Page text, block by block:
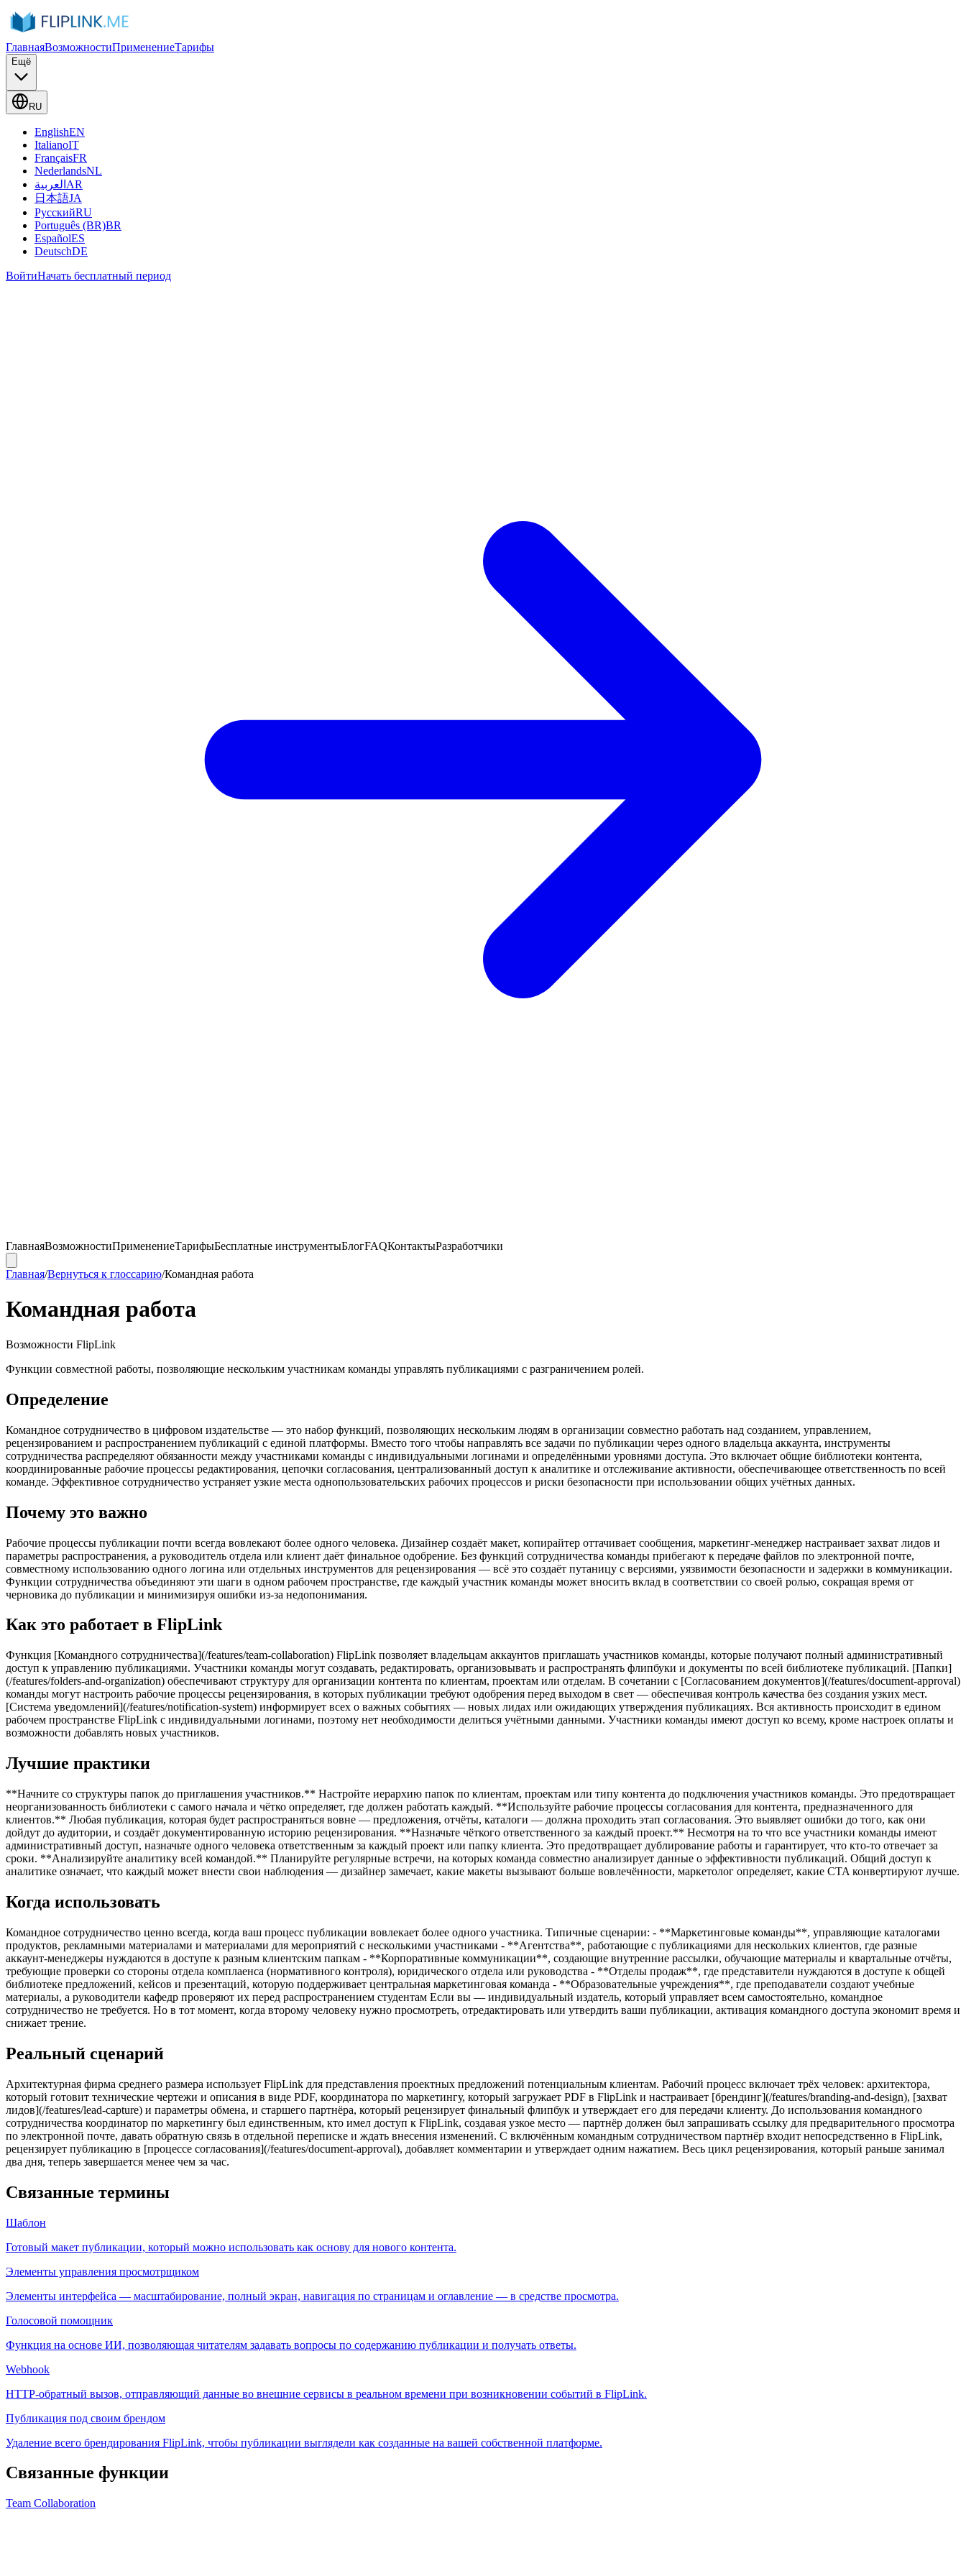
ГлавнаяВозможностиПрименениеТарифы
Ещё
RU
EnglishEN
ItalianoIT
FrançaisFR
NederlandsNL
العربية AR
日本語JA
РусскийRU
Português (BR)BR
EspañolES
DeutschDE
ВойтиНачать бесплатный период
ГлавнаяВозможностиПрименениеТарифыБесплатные инструментыБлогFAQКонтактыРазработчики
Главная/Вернуться к глоссарию/Командная работа
Командная работа
Возможности FlipLink
Функции совместной работы, позволяющие нескольким участникам команды управлять публикациями с разграничением ролей.
Определение
Командное сотрудничество в цифровом издательстве — это набор функций, позволяющих нескольким людям в организации совместно работать над созданием, управлением,
рецензированием и распространением публикаций с единой платформы. Вместо того чтобы направлять все задачи по публикации через одного владельца аккаунта, инструменты
сотрудничества распределяют обязанности между участниками команды с индивидуальными логинами и определёнными уровнями доступа. Это включает общие библиотеки контента,
координированные рабочие процессы редактирования, цепочки согласования, централизованный доступ к аналитике и отслеживание активности, обеспечивающее ответственность по всей
команде. Эффективное сотрудничество устраняет узкие места однопользовательских рабочих процессов и риски безопасности при использовании общих учётных данных.
Почему это важно
Рабочие процессы публикации почти всегда вовлекают более одного человека. Дизайнер создаёт макет, копирайтер оттачивает сообщения, маркетинг-менеджер настраивает захват лидов и
параметры распространения, а руководитель отдела или клиент даёт финальное одобрение. Без функций сотрудничества команды прибегают к передаче файлов по электронной почте,
совместному использованию одного логина или отдельных инструментов для рецензирования — всё это создаёт путаницу с версиями, уязвимости безопасности и задержки в коммуникации.
Функции сотрудничества объединяют эти шаги в одном рабочем пространстве, где каждый участник команды может вносить вклад в соответствии со своей ролью, сокращая время от
черновика до публикации и минимизируя ошибки из-за недопонимания.
Как это работает в FlipLink
Функция [Командного сотрудничества](/features/team-collaboration) FlipLink позволяет владельцам аккаунтов приглашать участников команды, которые получают полный административный
доступ к управлению публикациями. Участники команды могут создавать, редактировать, организовывать и распространять флипбуки и документы по всей библиотеке публикаций. [Папки]
(/features/folders-and-organization) обеспечивают структуру для организации контента по клиентам, проектам или отделам. В сочетании с [Согласованием документов](/features/document-approval)
команды могут настроить рабочие процессы рецензирования, в которых публикации требуют одобрения перед выходом в свет — обеспечивая контроль качества без создания узких мест.
[Система уведомлений](/features/notification-system) информирует всех о важных событиях — новых лидах или ожидающих утверждения публикациях. Вся активность происходит в едином
рабочем пространстве FlipLink с индивидуальными логинами, поэтому нет необходимости делиться учётными данными. Участники команды имеют доступ ко всему, кроме настроек оплаты и
возможности добавлять новых участников.
Лучшие практики
**Начните со структуры папок до приглашения участников.** Настройте иерархию папок по клиентам, проектам или типу контента до подключения участников команды. Это предотвращает
неорганизованность библиотеки с самого начала и чётко определяет, где должен работать каждый. **Используйте рабочие процессы согласования для контента, предназначенного для
клиентов.** Любая публикация, которая будет распространяться вовне — предложения, отчёты, каталоги — должна проходить этап согласования. Это выявляет ошибки до того, как они
дойдут до аудитории, и создаёт документированную историю рецензирования. **Назначьте чёткого ответственного за каждый проект.** Несмотря на то что все участники команды имеют
административный доступ, назначьте одного человека ответственным за каждый проект или папку клиента. Это предотвращает дублирование работы и гарантирует, что кто-то отвечает за
сроки. **Анализируйте аналитику всей командой.** Планируйте регулярные встречи, на которых команда совместно анализирует данные о эффективности публикаций. Общий доступ к
аналитике означает, что каждый может внести свои наблюдения — дизайнер замечает, какие макеты вызывают больше вовлечённости, маркетолог определяет, какие CTA конвертируют лучше.
Когда использовать
Командное сотрудничество ценно всегда, когда ваш процесс публикации вовлекает более одного участника. Типичные сценарии: - **Маркетинговые команды**, управляющие каталогами
продуктов, рекламными материалами и материалами для мероприятий с несколькими участниками - **Агентства**, работающие с публикациями для нескольких клиентов, где разные
аккаунт-менеджеры нуждаются в доступе к разным клиентским папкам - **Корпоративные коммуникации**, создающие внутренние рассылки, обучающие материалы и квартальные отчёты,
требующие проверки со стороны отдела комплаенса (нормативного контроля), юридического отдела или руководства - **Отделы продаж**, где представители нуждаются в доступе к общей
библиотеке предложений, кейсов и презентаций, которую поддерживает центральная маркетинговая команда - **Образовательные учреждения**, где преподаватели создают учебные
материалы, а руководители кафедр проверяют их перед распространением студентам Если вы — индивидуальный издатель, который управляет всем самостоятельно, командное
сотрудничество не требуется. Но в тот момент, когда второму человеку нужно просмотреть, отредактировать или утвердить ваши публикации, активация командного доступа экономит время и
снижает трение.
Реальный сценарий
Архитектурная фирма среднего размера использует FlipLink для представления проектных предложений потенциальным клиентам. Рабочий процесс включает трёх человек: архитектора,
который готовит технические чертежи и описания в виде PDF, координатора по маркетингу, который загружает PDF в FlipLink и настраивает [брендинг](/features/branding-and-design), [захват
лидов](/features/lead-capture) и параметры обмена, и старшего партнёра, который рецензирует финальный флипбук и утверждает его для передачи клиенту. До использования командного
сотрудничества координатор по маркетингу был единственным, кто имел доступ к FlipLink, создавая узкое место — партнёр должен был запрашивать ссылку для предварительного просмотра
по электронной почте, давать обратную связь в отдельной переписке и ждать внесения изменений. С включённым командным сотрудничеством партнёр входит непосредственно в FlipLink,
рецензирует публикацию в [процессе согласования](/features/document-approval), добавляет комментарии и утверждает одним нажатием. Весь цикл рецензирования, который раньше занимал
два дня, теперь завершается менее чем за час.
Связанные термины
Шаблон
Готовый макет публикации, который можно использовать как основу для нового контента.
Элементы управления просмотрщиком
Элементы интерфейса — масштабирование, полный экран, навигация по страницам и оглавление — в средстве просмотра.
Голосовой помощник
Функция на основе ИИ, позволяющая читателям задавать вопросы по содержанию публикации и получать ответы.
Webhook
HTTP-обратный вызов, отправляющий данные во внешние сервисы в реальном времени при возникновении событий в FlipLink.
Публикация под своим брендом
Удаление всего брендирования FlipLink, чтобы публикации выглядели как созданные на вашей собственной платформе.
Связанные функции
Team Collaboration